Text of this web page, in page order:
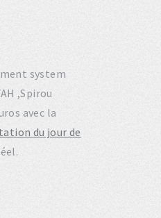
system
,Spirou
avec la
du jour de